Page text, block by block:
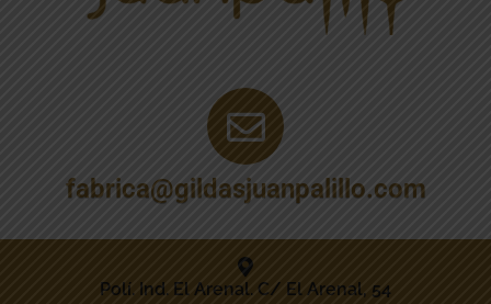
fabrica@gildasjuanpalillo.com
Polí. Ind. El Arenal. C/ El Arenal, 54